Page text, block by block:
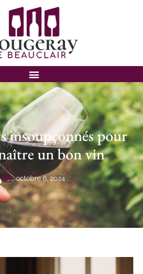
insoupçonnés pour
un bon vin
octobre 6, 2024